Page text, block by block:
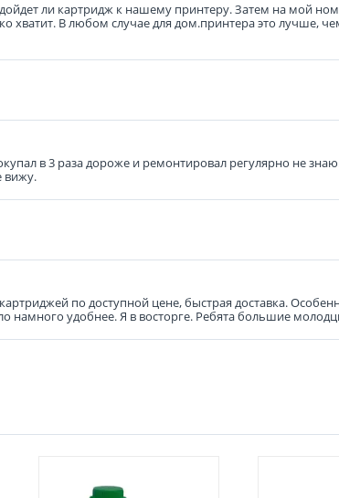
ли картридж к нашему принтеру. Затем на мой
хватит. В любом случае для дом.принтера это лучше,
в 3 раза дороже и ремонтировал регулярно не
вижу.
по доступной цене, быстрая доставка.
намного удобнее. Я в восторге. Ребята большие